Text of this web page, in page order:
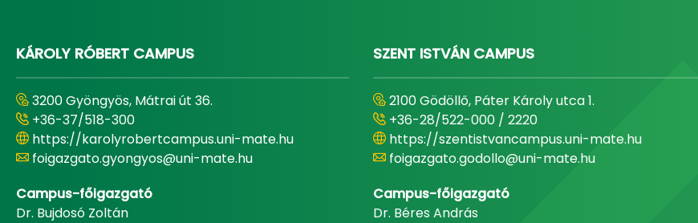
KÁROLY RÓBERT CAMPUS
3200 Gyöngyös, Mátrai út 36.
+36-37/518-300
https://karolyrobertcampus.uni-mate.hu
foigazgato.gyongyos@uni-mate.hu
Campus-főigazgató
Dr. Bujdosó Zoltán
SZENT ISTVÁN CAMPUS
2100 Gödöllő, Páter Károly utca 1.
+36-28/522-000 / 2220
https://szentistvancampus.uni-mate.hu
foigazgato.godollo@uni-mate.hu
Campus-főigazgató
Dr. Béres András